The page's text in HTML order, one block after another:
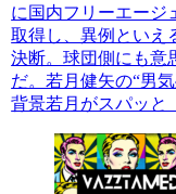
に国内フリーエージ
取得し、異例といえ
決断。球団側にも意
だ。若月健矢の“男
背景若月がスパッと